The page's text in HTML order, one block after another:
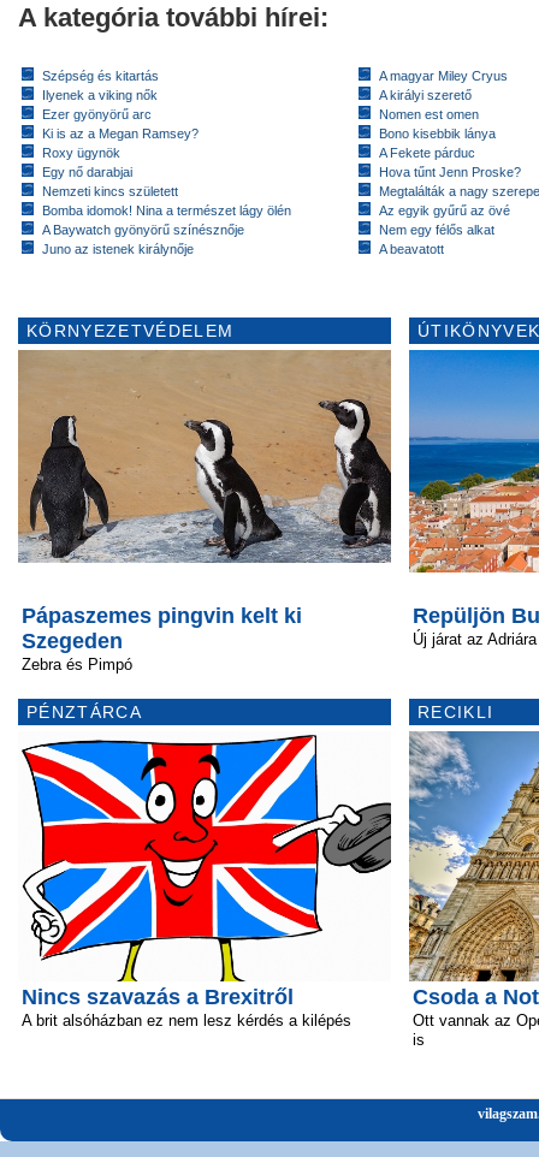
A kategória további hírei:
Szépség és kitartás
Ilyenek a viking nők
Ezer gyönyörű arc
Ki is az a Megan Ramsey?
Roxy ügynök
Egy nő darabjai
Nemzeti kincs született
Bomba idomok! Nina a természet lágy ölén
A Baywatch gyönyörű színésznője
Juno az istenek királynője
A magyar Miley Cryus
A királyi szerető
Nomen est omen
Bono kisebbik lánya
A Fekete párduc
Hova tűnt Jenn Proske?
Megtalálták a nagy
Az egyik gyűrű az övé
Nem egy félős alkat
A beavatott
KÖRNYEZETVÉDELEM
Pápaszemes pingvin kelt ki
Szegeden
Zebra és Pimpó
PÉNZTÁRCA
Nincs szavazás a Brexitről
A brit alsóházban ez nem lesz kérdés a kilépés
Repüljön
Új járat az Adriára
RECIKLI
Csoda a
Ott vannak az
is